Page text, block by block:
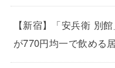
【新宿】「安兵衛 別
が770円均一で飲める